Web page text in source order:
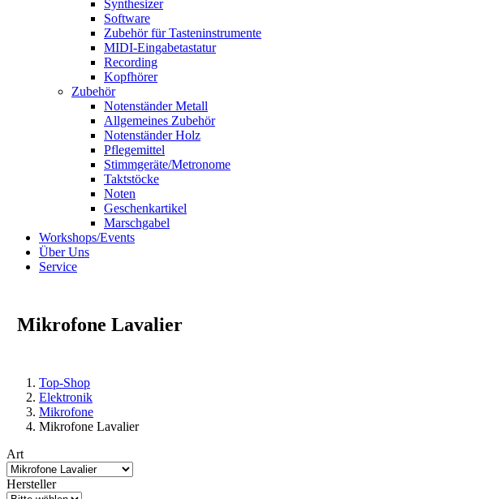
Synthesizer
Software
Zubehör für Tasteninstrumente
MIDI-Eingabetastatur
Recording
Kopfhörer
Zubehör
Notenständer Metall
Allgemeines Zubehör
Notenständer Holz
Pflegemittel
Stimmgeräte/Metronome
Taktstöcke
Noten
Geschenkartikel
Marschgabel
Workshops/Events
Über Uns
Service
Mikrofone Lavalier
Top-Shop
Elektronik
Mikrofone
Mikrofone Lavalier
Art
Hersteller